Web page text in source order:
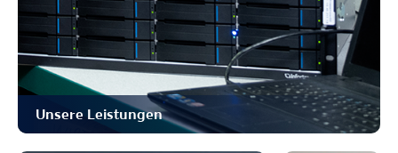
Unsere Leistungen